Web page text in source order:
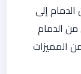
إلى
الدمام
المميزات